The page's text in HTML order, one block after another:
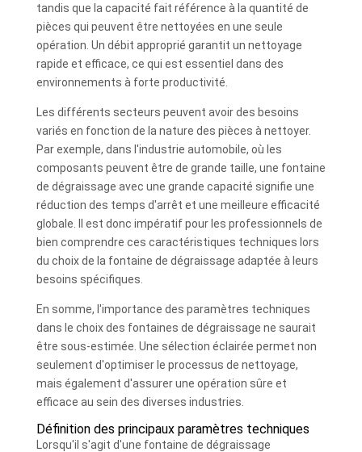
tandis que la capacité fait référence à la quantité de
pièces qui peuvent être nettoyées en une seule
opération. Un débit approprié garantit un nettoyage
rapide et efficace, ce qui est essentiel dans des
environnements à forte productivité.
Les différents secteurs peuvent avoir des besoins
variés en fonction de la nature des pièces à nettoyer.
Par exemple, dans l'industrie automobile, où les
composants peuvent être de grande taille, une fontaine
de dégraissage avec une grande capacité signifie une
réduction des temps d'arrêt et une meilleure efficacité
globale. Il est donc impératif pour les professionnels de
bien comprendre ces caractéristiques techniques lors
du choix de la fontaine de dégraissage adaptée à leurs
besoins spécifiques.
En somme, l'importance des paramètres techniques
dans le choix des fontaines de dégraissage ne saurait
être sous-estimée. Une sélection éclairée permet non
seulement d'optimiser le processus de nettoyage,
mais également d'assurer une opération sûre et
efficace au sein des diverses industries.
Définition des principaux paramètres techniques
Lorsqu'il s'agit d'une fontaine de dégraissage